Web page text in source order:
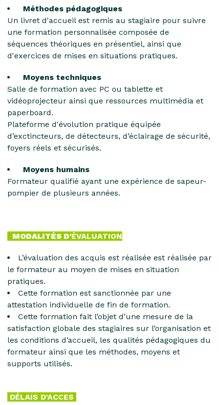
Méthodes pédagogiques
Un livret d'accueil est remis au stagiaire pour suivre
une formation personnalisée composée de
séquences théoriques en présentiel, ainsi que
d'exercices de mises en situations pratiques.
Moyens techniques
Salle de formation avec PC ou tablette et
vidéoprojecteur ainsi que ressources multimédia et
paperboard.
Plateforme d'évolution pratique équipée
d’exctincteurs, de détecteurs, d’éclairage de sécurité,
foyers réels et sécurisés.
Moyens humains
Formateur qualifié ayant une expérience de sapeur-
pompier de plusieurs années.
MODALITÉS D'ÉVALUATION
L’évaluation des acquis est réalisée est réalisée par
le formateur au moyen de mises en situation
pratiques.
Cette formation est sanctionnée par une
attestation individuelle de fin de formation.
Cette formation fait l’objet d’une mesure de la
satisfaction globale des stagiaires sur l’organisation et
les conditions d’accueil, les qualités pédagogiques du
formateur ainsi que les méthodes, moyens et
supports utilisés.
DÉLAIS D'ACCES